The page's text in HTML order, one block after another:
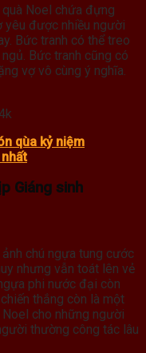
Noel chứa đựng
yêu được nhiều người
Bức tranh có thể treo
Bức tranh cũng có
vợ vô cùng ý nghĩa.
qùa kỷ niệm
Giáng sinh
chú ngựa tung cước
nhưng vẫn toát lên vẻ
phi nước đại còn
thắng còn là một
cho những người
thường công tác lâu